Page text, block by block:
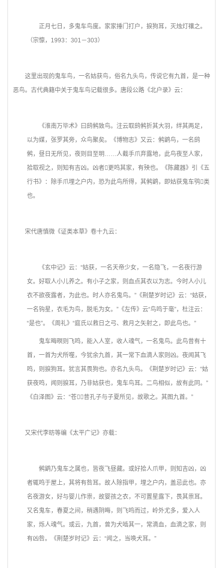
正月七日，多鬼车鸟度。家家捶门打户，捩狗耳，灭烛灯禳之。
（宗懔，1993：301－303）
这里出现的鬼车鸟，一名姑获鸟，俗名九头鸟，传说它有九首，是一种
恶鸟。古代典籍中关于鬼车鸟记载很多。唐段公路《北户录》云：
《淮南万毕术》曰鸱鸺致鸟。注云取鸱鸺折其大羽，绊其两足，
以为媒，张罗其旁，众鸟聚矣。《博物志》又云：鸺鹠鸟，一名鸱
鸺，昼日无所见，夜则目至明……人截手爪弃露地，此鸟夜至人家，
拾取视之，则知有吉凶。凶者更鸣其家，有殃也。《陈藏器》引《五
行书》：除手爪埋之户内，恐为此鸟所得，其鸺鹠，即姑获鬼车鸮类
也。
宋代唐慎微《证类本草》卷十九云：
《玄中记》云：“姑获，一名天帝少女，一名隐飞，一名夜行游
女。好取人小儿养之。有小子之家，则血点其衣以为志。今时人小儿
衣不欲夜露者，为此也。时人亦名鬼鸟。”《荆楚岁时记》云：“姑获，
一名钩星，衣毛为鸟，脱毛为女。”《左传》云“鸟鸣于毫”，杜注云：
“是也”。《周礼》“庭氏以救日之弓、救月之矢射之，即此鸟也。”
鬼车晦暝则飞鸣，能入人室，收人魂气，一名鬼鸟。此鸟昔有十
首，一首为犬所噬，今犹余九首，其一常下血滴人家则凶。夜闻其飞
鸣，则捩狗耳。犹言其畏狗也。亦名九头鸟。《荆楚岁时记》云：“姑
获夜鸣，闻则捩耳，乃非姑获也，鬼车鸟耳。二鸟相似，故有此同。”
《白泽图》云：“苍，昔孔子与子夏所见，故歌之。其图九首。”
又宋代李昉等编《太平广记》亦载：
鸺鹠乃鬼车之属也，皆夜飞昼藏。或好拾人爪甲，则知吉凶，凶
者辄鸣于屋上，其将有咎耳。故人除指甲，埋之户内，盖忌此也。亦
名夜游女，好与婴儿作祟，故婴孩之衣，不可置星露下，畏其祟耳。
又名鬼车，春夏之间，稍遇阴晦，则飞鸣而过，岭外尤多，爱入人
家，烁人魂气。或云，九首，曾为犬啮其一，常滴血，血滴之家，则
有凶咎。《荆楚岁时记》云：“闻之，当唤犬耳。”